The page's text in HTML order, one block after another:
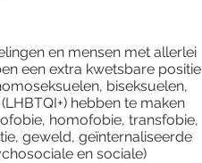
en mensen met allerlei
een extra kwetsbare positie
biseksuelen,
hebben te maken
homofobie, transfobie,
geweld, geïnternaliseerde
en sociale)